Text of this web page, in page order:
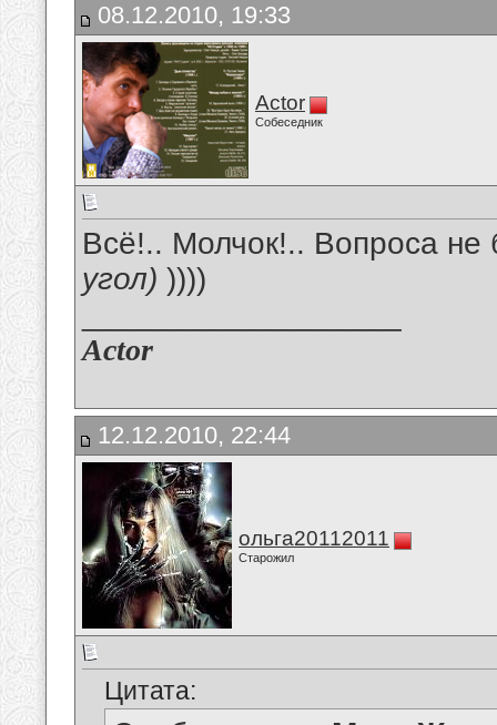
08.12.2010, 19:33
Actor
Собеседник
Всё!.. Молчок!.. Вопроса
угол) ))))
Actor
12.12.2010, 22:44
ольга20112011
Старожил
Цитата: